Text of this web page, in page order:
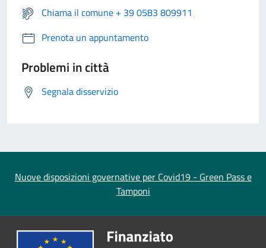
Chiama il comune + 39 0583 809911
Prenota un appuntamento
Problemi in città
Segnala disservizio
Nuove disposizioni governative per Covid19 - Green Pass e
Tamponi